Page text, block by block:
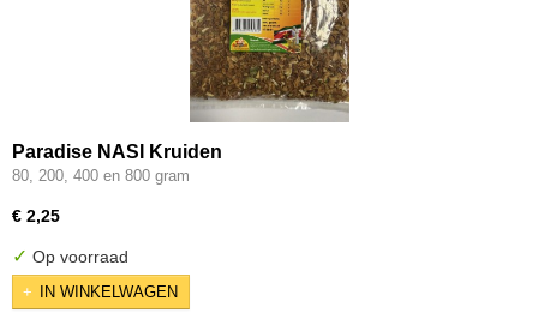
Paradise NASI Kruiden
80, 200, 400 en 800 gram
€ 2,25
✓ Op voorraad
IN WINKELWAGEN